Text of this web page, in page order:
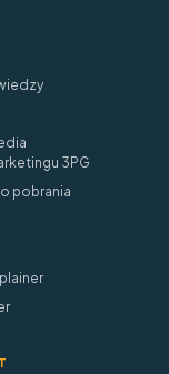
3PG
pobrania